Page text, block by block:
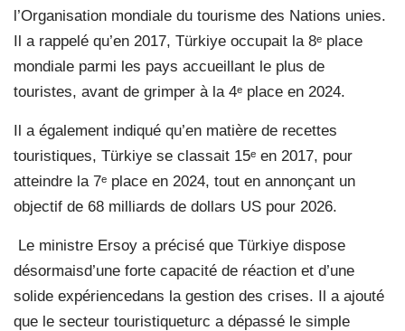
l’Organisation mondiale du tourisme des Nations unies.
Il a rappelé qu’en 2017, Türkiye occupait la 8ᵉ place
mondiale parmi les pays accueillant le plus de
touristes, avant de grimper à la 4ᵉ place en 2024.
Il a également indiqué qu’en matière de recettes
touristiques, Türkiye se classait 15ᵉ en 2017, pour
atteindre la 7ᵉ place en 2024, tout en annonçant un
objectif de 68 milliards de dollars US pour 2026.
Le ministre Ersoy a précisé que Türkiye dispose
désormaisd’une forte capacité de réaction et d’une
solide expériencedans la gestion des crises. Il a ajouté
que le secteur touristiqueturc a dépassé le simple